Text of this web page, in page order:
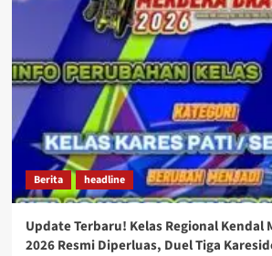
Berita headline
Update Terbaru! Kelas Regional Kendal
2026 Resmi Diperluas, Duel Tiga